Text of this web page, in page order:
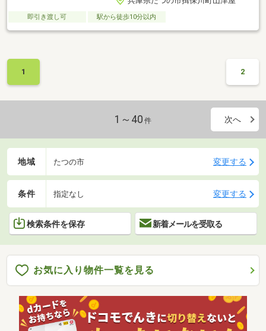
即引き渡し可 駅から徒歩10分以内
1 2
1～40 件 次へ
地域 たつの市 変更する
条件 指定なし 変更する
検索条件を保存 新着メールを受取る
お気に入り物件一覧を見る